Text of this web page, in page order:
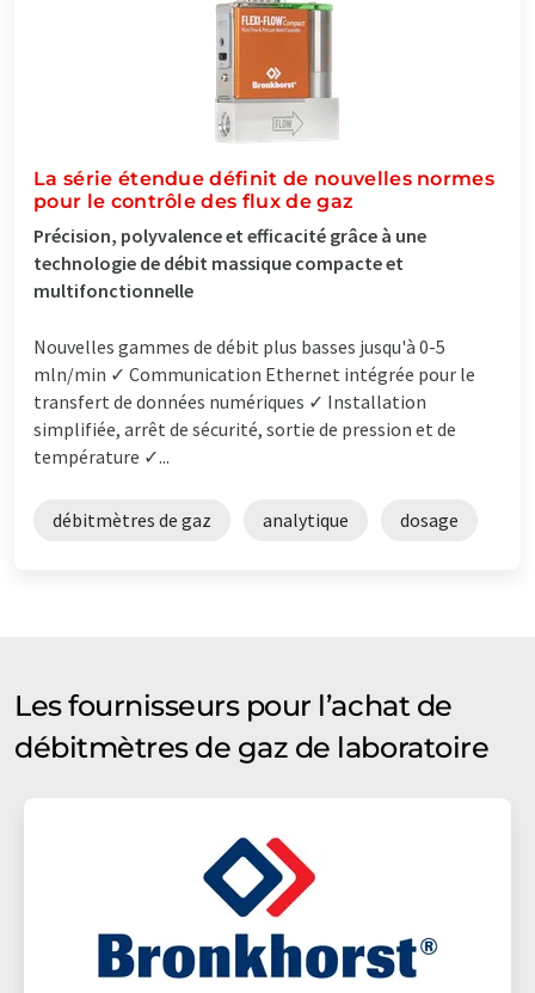
La série étendue définit de nouvelles normes
pour le contrôle des flux de gaz
Précision, polyvalence et efficacité grâce à une
technologie de débit massique compacte et
multifonctionnelle
Nouvelles gammes de débit plus basses jusqu'à 0-5
mln/min ✓ Communication Ethernet intégrée pour le
transfert de données numériques ✓ Installation
simplifiée, arrêt de sécurité, sortie de pression et de
température ✓...
débitmètres de gaz analytique dosage
Les fournisseurs pour l’achat de
débitmètres de gaz de laboratoire